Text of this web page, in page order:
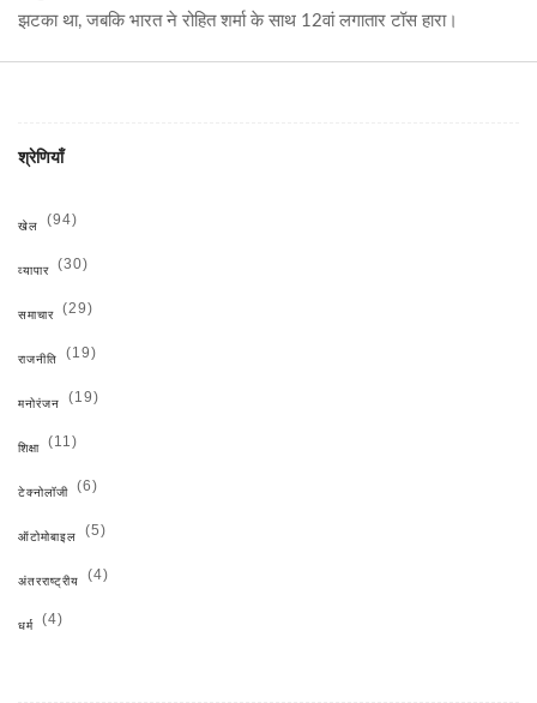
झटका था, जबकि भारत ने रोहित शर्मा के साथ 12वां लगातार टॉस हारा।
श्रेणियाँ
खेल (94)
व्यापार (30)
समाचार (29)
राजनीति (19)
मनोरंजन (19)
शिक्षा (11)
टेक्नोलॉजी (6)
ऑटोमोबाइल (5)
अंतरराष्ट्रीय (4)
धर्म (4)